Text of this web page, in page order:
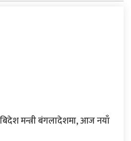
बिदेश मन्त्री बंगलादेशमा, आज नयाँ